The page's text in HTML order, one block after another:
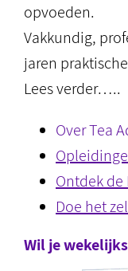
opvoeden.
Vakkundig,
jaren
Lees verder…..
Over Tea
Ontdek
Doe het
Wil je